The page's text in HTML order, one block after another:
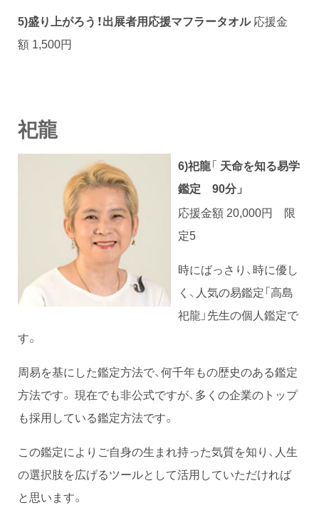
5)盛り上がろう！出展者用応援マフラータオル応援金
額 1,500円
祀龍
6)祀龍「 天命を知る易学
鑑定
90分」
応援金額 20,000円 限
定5
時にばっさり、時に優し
く、人気の易鑑定「高島
祀龍」先生の個人鑑定で
す。
周易を基にした鑑定方法で、何千年もの歴史のある鑑定
方法です。 現在でも非公式ですが、多くの企業のトップ
も採用している鑑定方法です。
この鑑定によりご自身の生まれ持った気質を知り、人生
の選択肢を広げるツールとして活用していただければ
と思います。